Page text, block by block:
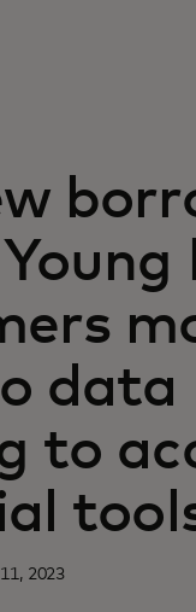
und Trends
data
to
2023